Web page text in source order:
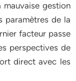
gestion
paramètres de la
facteur passe
perspectives de
direct avec les